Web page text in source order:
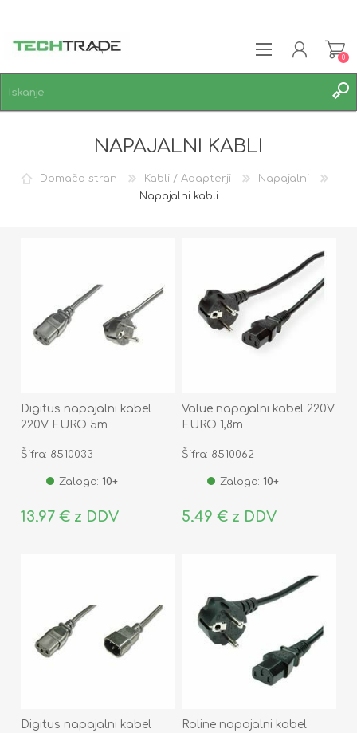
0
NAPAJALNI KABLI
Domača stran Kabli / Adapterji
Napajalni
Napajalni kabli
Digitus napajalni kabel
220V EURO 5m
Šifra: 8510033
Zaloga: 10+
13,97 € z DDV
Value napajalni kabel 220V
EURO 1,8m
Šifra: 8510062
Zaloga: 10+
5,49 € z DDV
Digitus napajalni kabel
Roline napajalni kabel